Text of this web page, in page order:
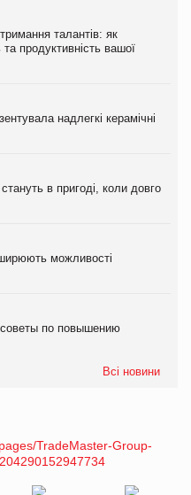
талантів: як
продуктивність вашої
надлегкі керамічні
в пригоді, коли довго
можливості
по повышению
Всі новини